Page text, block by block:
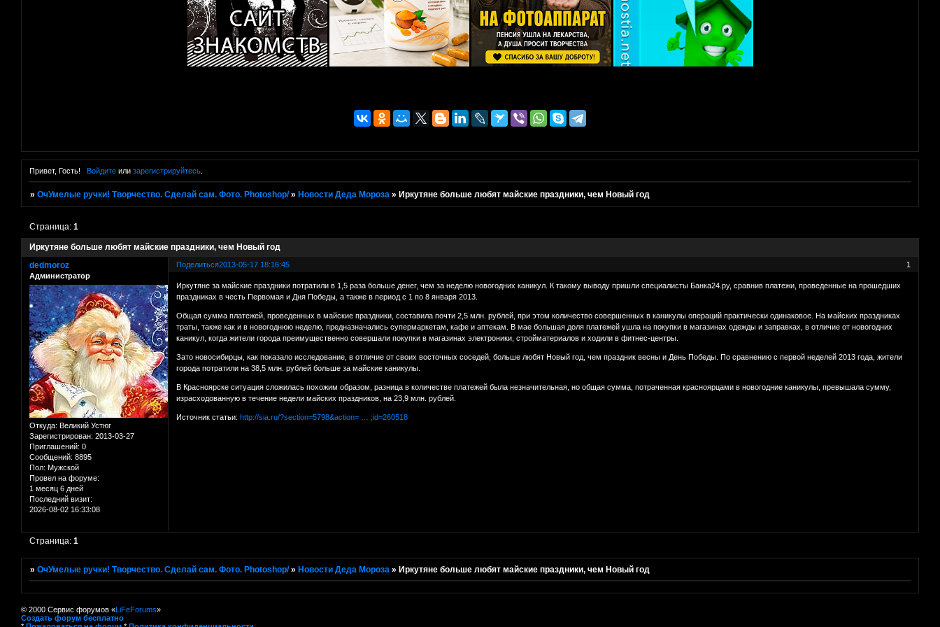
Привет, Гость! Войдитеили зарегистрируйтесь.
»ОчУмелые ручки! Творчество. Сделай сам. Фото. Photoshop/ » Новости Деда Мороза » Иркутяне больше любят майские праздники, чем Новый год
Иркутяне больше любят майские праздники, чем Новый год
Страница:1
Поделиться 1
2013-05-17 18:16:45
dedmoroz
Администратор
Откуда: Великий Устюг
Зарегистрирован: 2013-03-27
Приглашений: 0
Сообщений: 8895
Пол: Мужской
Провел на форуме:
1 месяц 6 дней
Последний визит:
2026-08-02 16:33:08
Иркутяне за майские праздники потратили в 1,5 раза больше денег, чем за неделю новогодних каникул. К такому выводу пришли специалисты Банка24.ру, сравнив платежи, проведенные на прошедших
праздниках в честь Первомая и Дня Победы, а также в период с 1 по 8 января 2013.
Общая сумма платежей, проведенных в майские праздники, составила почти 2,5 млн. рублей, при этом количество совершенных в каникулы операций практически одинаковое. На майских праздниках
траты, также как и в новогоднюю неделю, предназначались супермаркетам, кафе и аптекам. В мае большая доля платежей ушла на покупки в магазинах одежды и заправках, в отличие от новогодних
каникул, когда жители города преимущественно совершали покупки в магазинах электроники, стройматериалов и ходили в фитнес-центры.
Зато новосибирцы, как показало исследование, в отличие от своих восточных соседей, больше любят Новый год, чем праздник весны и День Победы. По сравнению с первой неделей 2013 года, жители
города потратили на 38,5 млн. рублей больше за майские каникулы.
В Красноярске ситуация сложилась похожим образом, разница в количестве платежей была незначительная, но общая сумма, потраченная красноярцами в новогодние каникулы, превышала сумму,
израсходованную в течение недели майских праздников, на 23,9 млн. рублей.
Источник статьи:http://sia.ru/?section=5798&action= … ;id=260518
Страница:1
»ОчУмелые ручки! Творчество. Сделай сам. Фото. Photoshop/ » Новости Деда Мороза » Иркутяне больше любят майские праздники, чем Новый год
© 2000 Сервис форумов «LiFeForums»
Создать форум бесплатно